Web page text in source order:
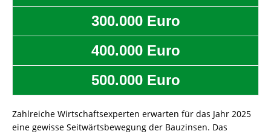
300.000 Euro
400.000 Euro
500.000 Euro
Zahlreiche Wirtschaftsexperten erwarten für das Jahr 2025
eine gewisse Seitwärtsbewegung der Bauzinsen. Das